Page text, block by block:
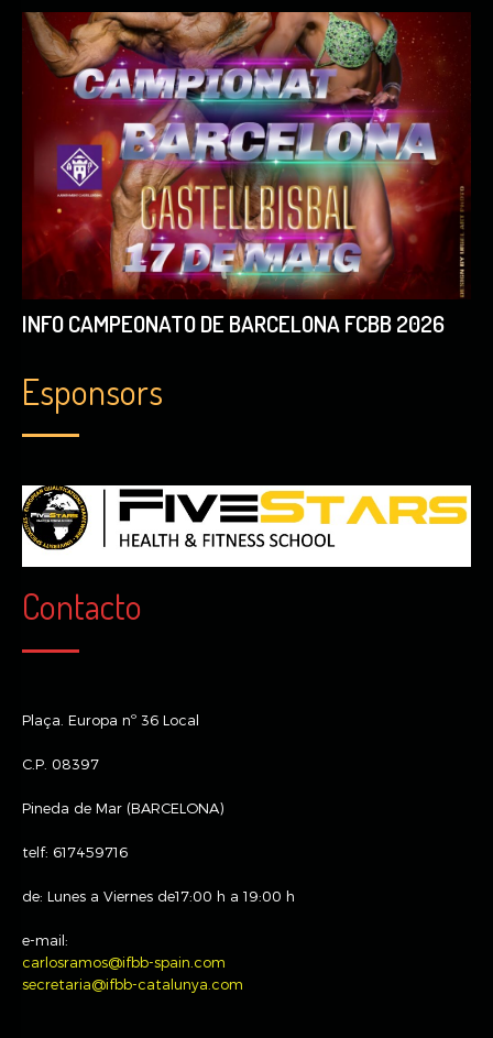
INFO CAMPEONATO DE BARCELONA FCBB 2026
Esponsors
Contacto
Plaça. Europa nº 36 Local
C.P. 08397
Pineda de Mar (BARCELONA)
telf: 617459716
de: Lunes a Viernes de17:00 h a 19:00 h
e-mail:
carlosramos@ifbb-spain.com
secretaria@ifbb-catalunya.com